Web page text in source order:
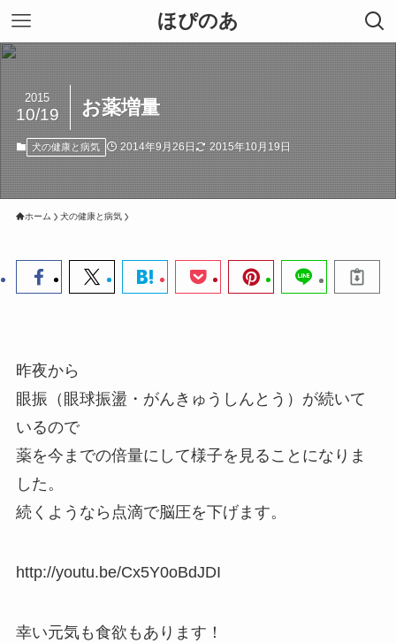
ほぴのあ
お薬増量
2015
10/19
犬の健康と病気 2014年9月26日 2015年10月19日
ホーム 犬の健康と病気
昨夜から
眼振（眼球振盪・がんきゅうしんとう）が続いて
いるので
薬を今までの倍量にして様子を見ることになりま
した。
続くようなら点滴で脳圧を下げます。
http://youtu.be/Cx5Y0oBdJDI
幸い元気も食欲もあります！